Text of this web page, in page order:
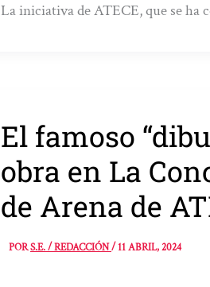
La iniciativa de ATECE, que se ha
El famoso
obra en La
de Arena de
PORS.E. / REDACCIÓN/11 ABRIL, 2024